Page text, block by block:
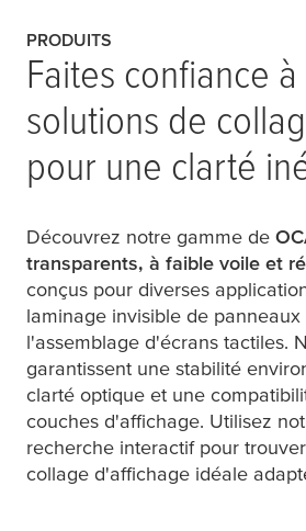
PRODUITS
Faites confiance
solutions de
pour une clarté
Découvrez notre gamme de
transparents, à faible voile et
conçus pour diverses
laminage invisible de panneaux
l'assemblage d'écrans tactiles.
garantissent une stabilité
clarté optique et une
couches d'affichage. Utilisez
recherche interactif pour
collage d'affichage idéale